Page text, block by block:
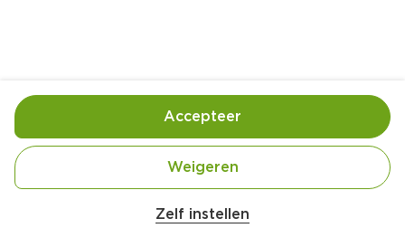
Handige informatie over dit product
Corrosief (Bijtend)
Zelf instellen
Weigeren
Accepteer